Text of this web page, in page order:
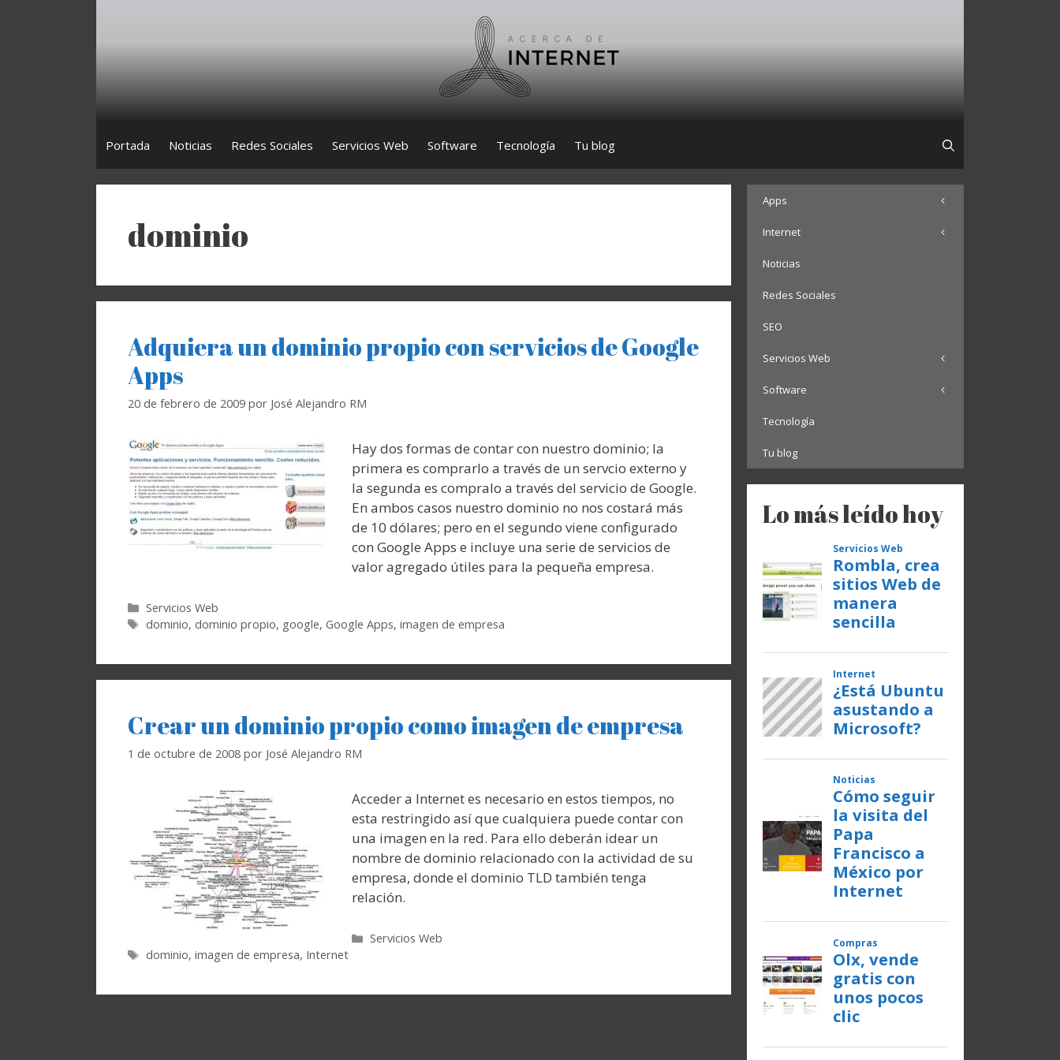
Portada Noticias Redes Sociales Servicios Web Software Tecnología Tu blog
dominio
Adquiera un dominio propio con servicios de Google
Apps
20 de febrero de 2009 por José Alejandro RM
Hay dos formas de contar con nuestro dominio; la
primera es comprarlo a través de un servcio externo y
la segunda es compralo a través del servicio de Google.
En ambos casos nuestro dominio no nos costará más
de 10 dólares; pero en el segundo viene configurado
con Google Apps e incluye una serie de servicios de
valor agregado útiles para la pequeña empresa.
Categorías
Servicios Web
Etiquetas
dominio,dominio propio, google,Google Apps,imagen de empresa
Crear un dominio propio como imagen de empresa
1 de octubre de 2008 por José Alejandro RM
Acceder a Internet es necesario en estos tiempos, no
esta restringido así que cualquiera puede contar con
una imagen en la red. Para ello deberán idear un
nombre de dominio relacionado con la actividad de su
empresa, donde el dominio TLD también tenga
relación.
Categorías
Servicios Web
Etiquetas
dominio,imagen de empresa, Internet
Apps
Internet
Noticias
Redes Sociales
SEO
Servicios Web
Software
Tecnología
Tu blog
Lo más leído hoy